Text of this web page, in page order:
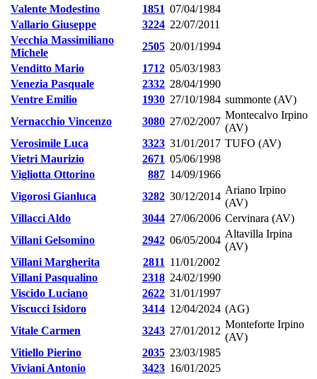
Valente Modestino
1851 07/04/1984
Vallario Giuseppe
3224 22/07/2011
Vecchia Massimiliano
Michele
2505 20/01/1994
Venditto Mario
1712 05/03/1983
Venezia Pasquale
2332 28/04/1990
Ventre Emilio
1930 27/10/1984 summonte (AV)
Vernacchio Vincenzo
3080 27/02/2007
Montecalvo Irpino
(AV)
Verosimile Luca
3323 31/01/2017 TUFO (AV)
Vietri Maurizio
2671 05/06/1998
Vigliotta Ottorino
887 14/09/1966
Vigorosi Gianluca
3282 30/12/2014
Ariano Irpino
(AV)
Villacci Aldo
3044 27/06/2006 Cervinara (AV)
Villani Gelsomino
2942 06/05/2004
Altavilla Irpina
(AV)
Villani Margherita
2811 11/01/2002
Villani Pasqualino
2318 24/02/1990
Viscido Luciano
2622 31/01/1997
Viscucci Isidoro
3414 12/04/2024 (AG)
Vitale Carmen
3243 27/01/2012
Monteforte Irpino
(AV)
Vitiello Pierino
2035 23/03/1985
Viviani Antonio
3423 16/01/2025